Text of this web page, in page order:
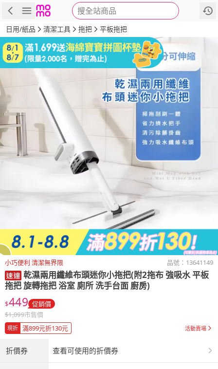
搜全站商品
商品 評價 詳情
日用/紙品 清潔工具 拖把 平板拖把
小巧便利 清潔無界限 品號： 13641149
乾濕兩用纖維布頭迷你小拖把(附2拖布 強吸水 平板
拖把 旋轉拖把 浴室 廁所 洗手台面 廚房)
$449 促銷價
$1,099市售價
現折 滿899元折130元 活動賣場
折價券 查看可使用的折價券